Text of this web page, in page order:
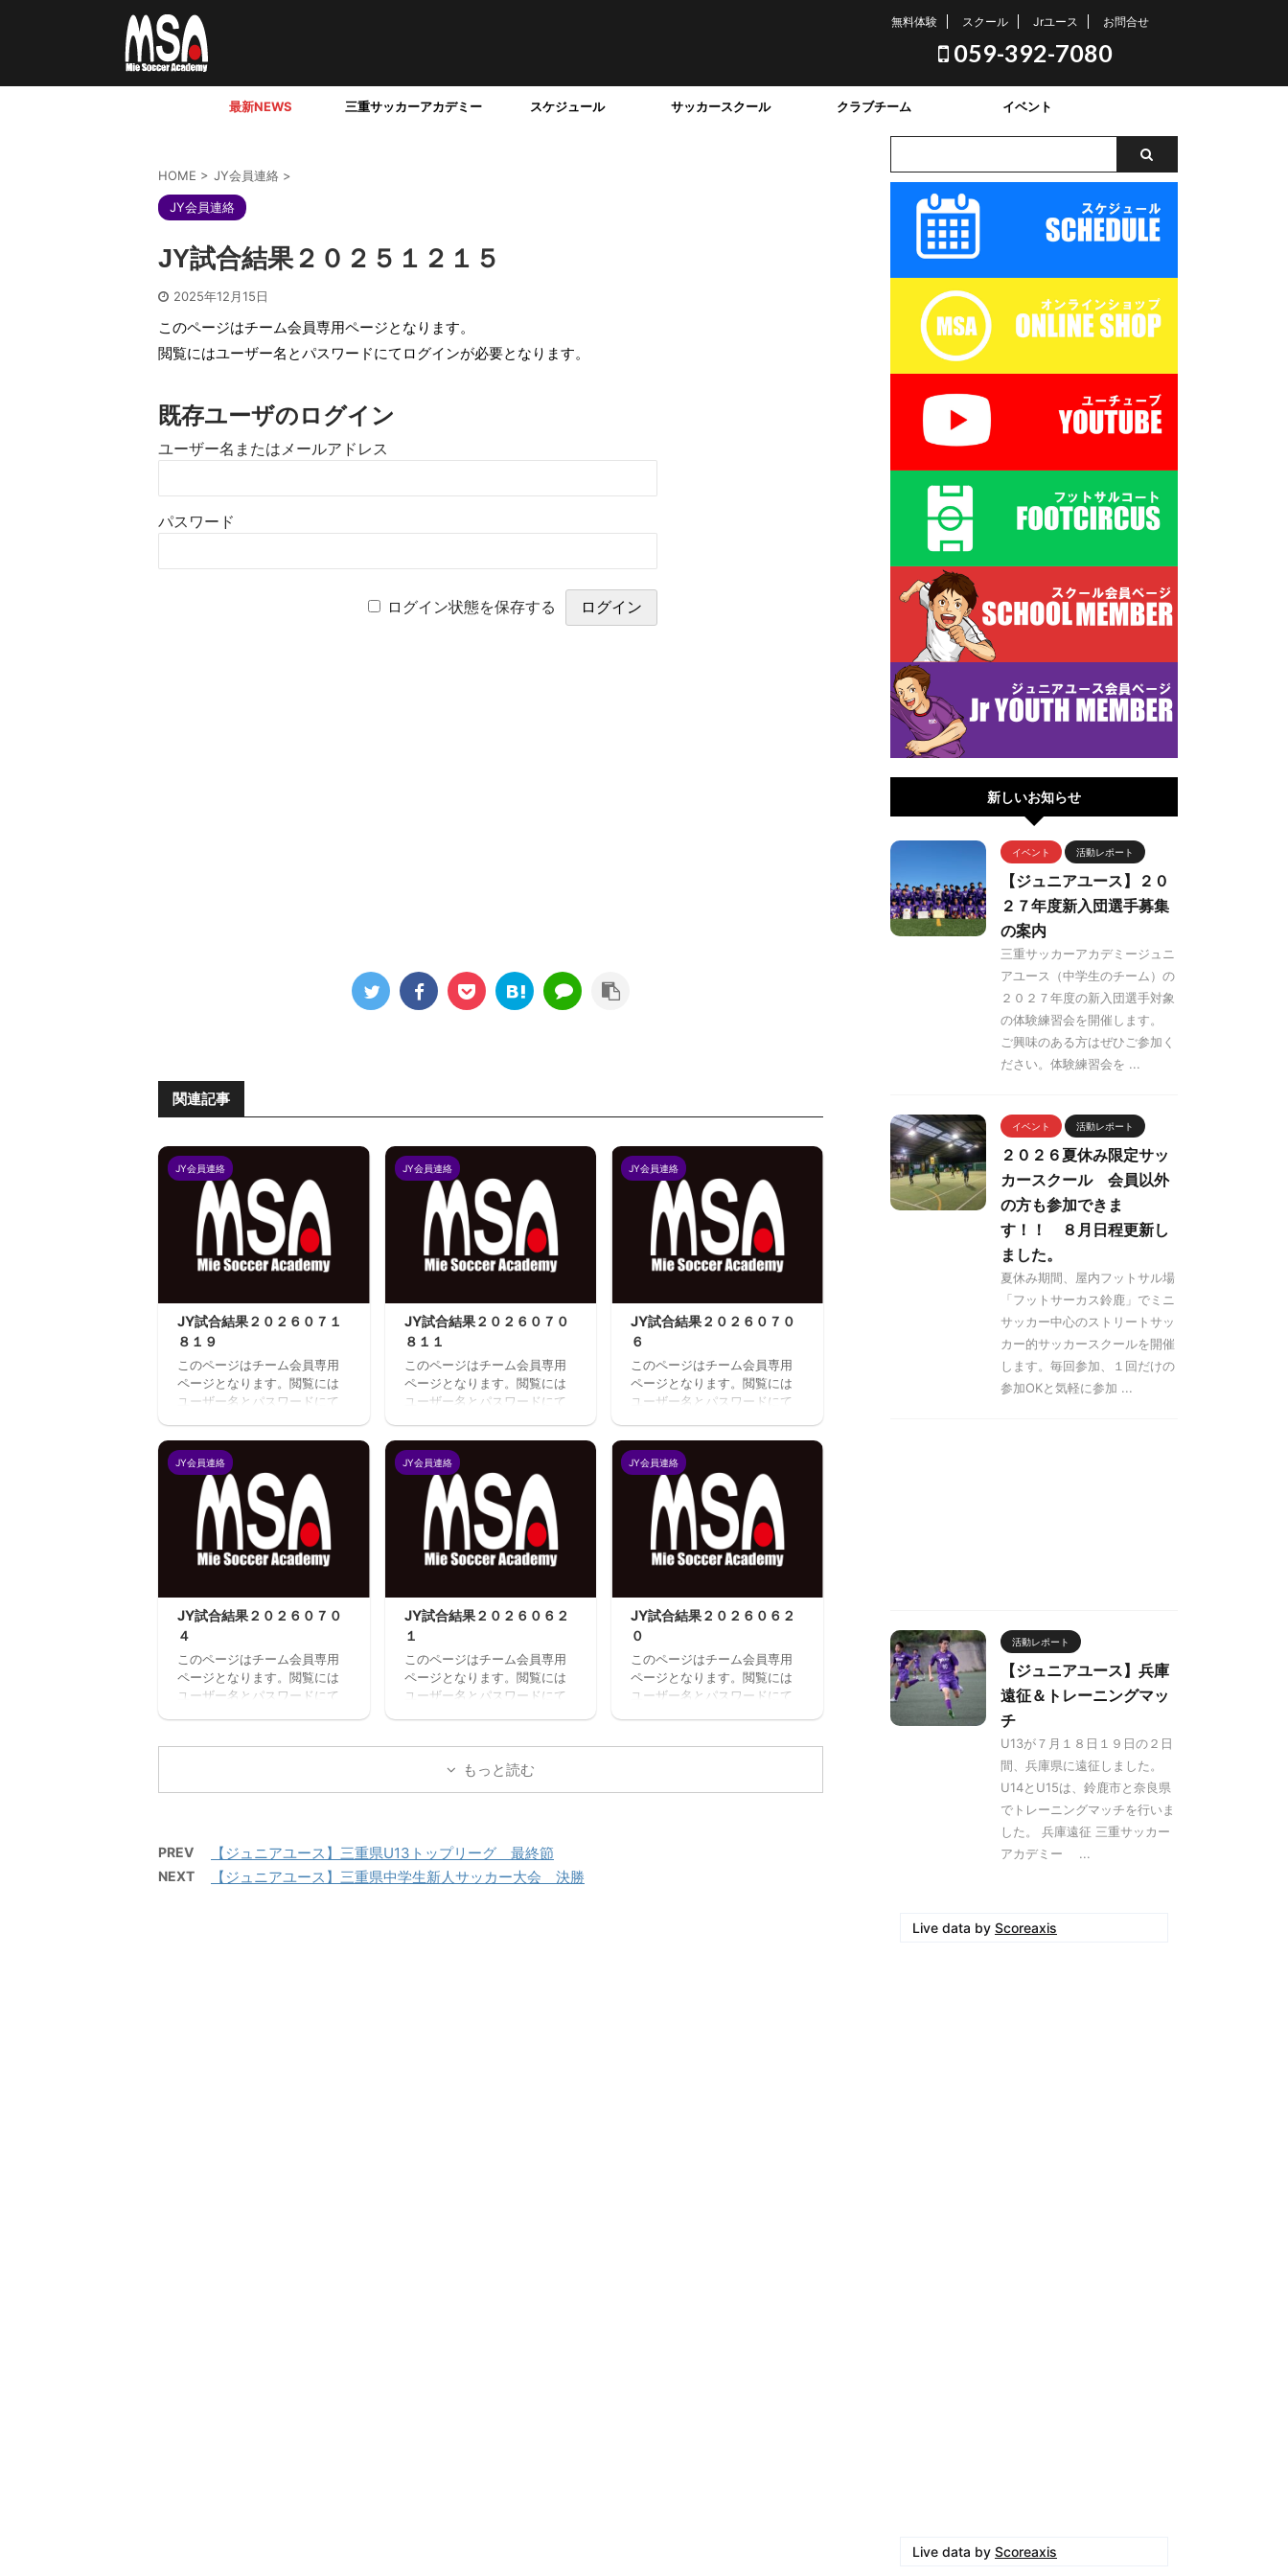
無料体験 スクール Jrユース お問合せ
059-392-7080
最新NEWS 三重サッカーアカデミー スケジュール サッカースクール クラブチーム イベント
HOME > JY会員連絡 >
JY会員連絡
JY試合結果２０２５１２１５
2025年12月15日
このページはチーム会員専用ページとなります。
閲覧にはユーザー名とパスワードにてログインが必要となります。
既存ユーザのログイン
ユーザー名またはメールアドレス
パスワード
ログイン状態を保存する
関連記事
JY会員連絡
JY試合結果２０２６０７１
８１９
このページはチーム会員専用
ページとなります。閲覧には
ユーザー名とパスワードにて
既存ユーザのログインユーザ
ー名またはメールアドレスパ
スワード ログイン状態を保存
する
JY会員連絡
JY試合結果２０２６０７０
８１１
このページはチーム会員専用
ページとなります。閲覧には
ユーザー名とパスワードにて
既存ユーザのログインユーザ
ー名またはメールアドレスパ
スワード ログイン状態を保存
する
JY会員連絡
JY試合結果２０２６０７０
６
このページはチーム会員専用
ページとなります。閲覧には
ユーザー名とパスワードにて
既存ユーザのログインユーザ
ー名またはメールアドレスパ
スワード ログイン状態を保存
する
JY会員連絡
JY試合結果２０２６０７０
４
このページはチーム会員専用
ページとなります。閲覧には
ユーザー名とパスワードにて
ー名またはメールアドレスパ
JY会員連絡
JY試合結果２０２６０６２
１
このページはチーム会員専用
ページとなります。閲覧には
ユーザー名とパスワードにて
ー名またはメールアドレスパ
スワード ログイン状態を保存
JY会員連絡
JY試合結果２０２６０６２
０
このページはチーム会員専用
ページとなります。閲覧には
ユーザー名とパスワードにて
ー名またはメールアドレスパ
もっと読む
PREV 【ジュニアユース】三重県U13トップリーグ 最終節
NEXT 【ジュニアユース】三重県中学生新人サッカー大会 決勝
新しいお知らせ
イベント 活動レポート
【ジュニアユース】２０
２７年度新入団選手募集
の案内
三重サッカーアカデミージュニ
アユース（中学生のチーム）の
２０２７年度の新入団選手対象
の体験練習会を開催します。
ご興味のある方はぜひご参加く
ださい。体験練習会を ...
イベント 活動レポート
２０２６夏休み限定サッ
カースクール 会員以外
の方も参加できま
す！！ ８月日程更新し
ました。
夏休み期間、屋内フットサル場
「フットサーカス鈴鹿」でミニ
サッカー中心のストリートサッ
カー的サッカースクールを開催
します。毎回参加、１回だけの
参加OKと気軽に参加 ...
活動レポート
【ジュニアユース】兵庫
遠征＆トレーニングマッ
チ
U13が７月１８日１９日の２日
間、兵庫県に遠征しました。
U14とU15は、鈴鹿市と奈良県
でトレーニングマッチを行いま
した。 兵庫遠征 三重サッカー
アカデミー ...
Live data by Scoreaxis
Live data by Scoreaxis